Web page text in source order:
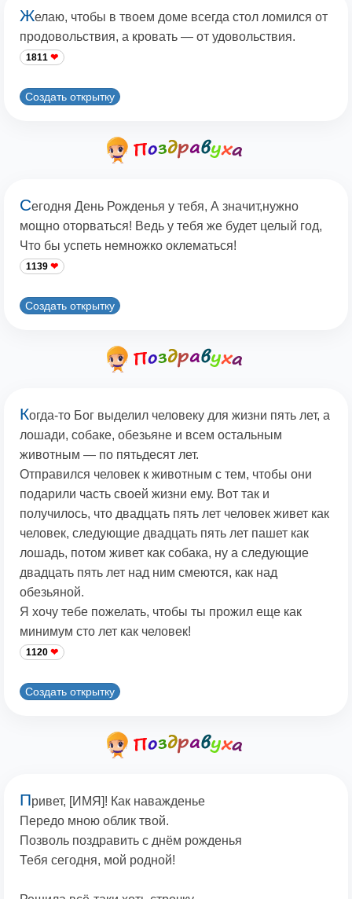
Желаю, чтобы в твоем доме всегда стол ломился от
продовольствия, а кровать — от удовольствия.
1811
Создать открытку
Сегодня День Рожденья у тебя, А значит,нужно
мощно оторваться! Ведь у тебя же будет целый год,
Что бы успеть немножко оклематься!
1139
Создать открытку
Когда-то Бог выделил человеку для жизни пять лет, а
лошади, собаке, обезьяне и всем остальным
животным — по пятьдесят лет.
Отправился человек к животным с тем, чтобы они
подарили часть своей жизни ему. Вот так и
получилось, что двадцать пять лет человек живет как
человек, следующие двадцать пять лет пашет как
лошадь, потом живет как собака, ну а следующие
двадцать пять лет над ним смеются, как над
обезьяной.
Я хочу тебе пожелать, чтобы ты прожил еще как
минимум сто лет как человек!
1120
Создать открытку
Привет, [ИМЯ]! Как наважденье
Передо мною облик твой.
Позволь поздравить с днём рожденья
Тебя сегодня, мой родной!